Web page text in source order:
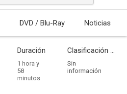
DVD / Blu-Ray Noticias
Duración
1 hora y
58
minutos
Clasificación por edades
Sin
información